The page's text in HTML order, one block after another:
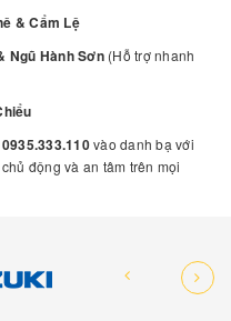
& Cẩm Lệ
Ngũ Hành Sơn(Hỗ trợ nhanh
0935.333.110vào danh bạ với
động và an tâm trên mọi